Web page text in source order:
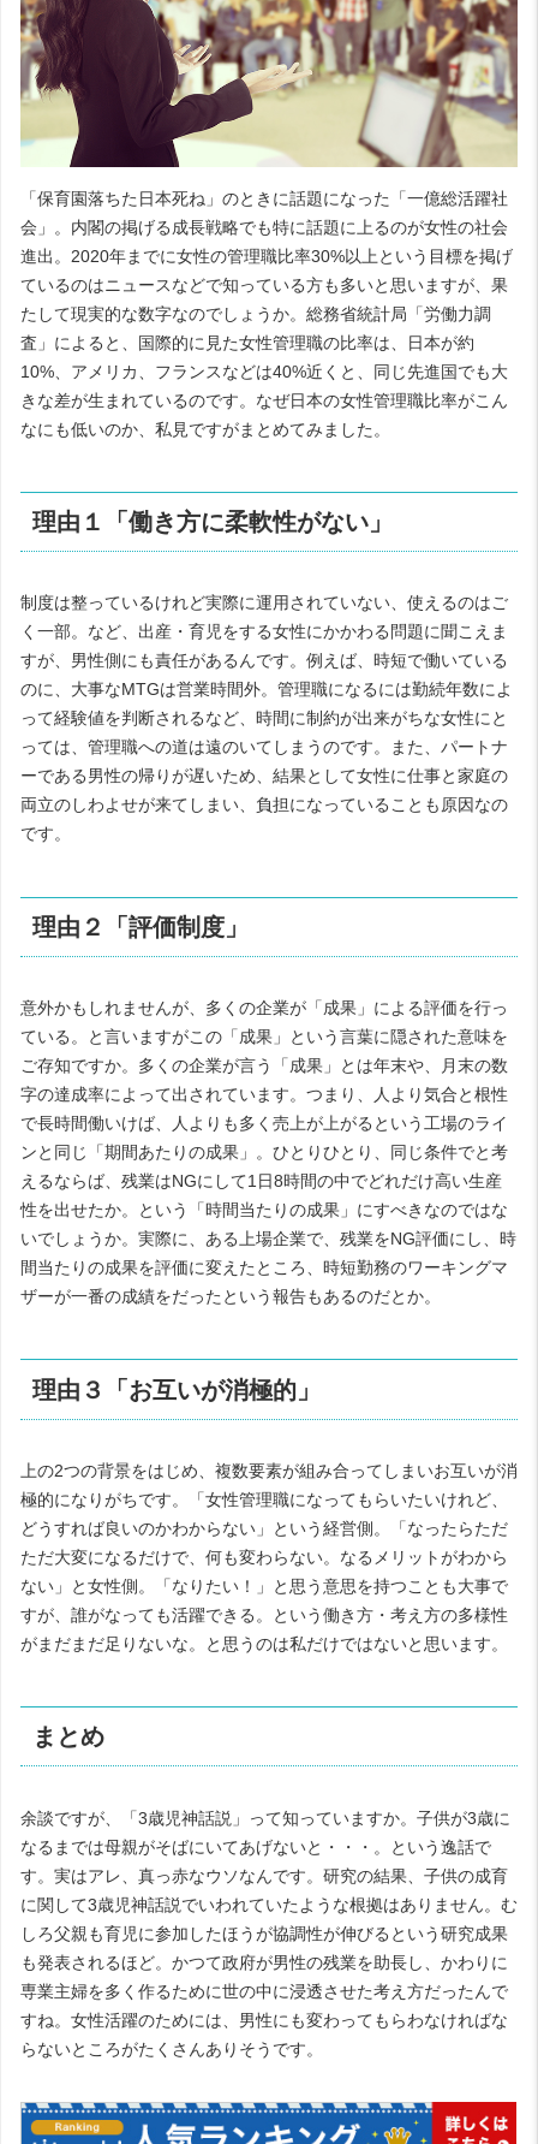
「保育園落ちた日本死ね」のときに話題になった「一億総活躍社
会」。内閣の掲げる成長戦略でも特に話題に上るのが女性の社会
進出。2020年までに女性の管理職比率30%以上という目標を掲げ
ているのはニュースなどで知っている方も多いと思いますが、果
たして現実的な数字なのでしょうか。総務省統計局「労働力調
査」によると、国際的に見た女性管理職の比率は、日本が約
10%、アメリカ、フランスなどは40%近くと、同じ先進国でも大
きな差が生まれているのです。なぜ日本の女性管理職比率がこん
なにも低いのか、私見ですがまとめてみました。
理由１「働き方に柔軟性がない」
制度は整っているけれど実際に運用されていない、使えるのはご
く一部。など、出産・育児をする女性にかかわる問題に聞こえま
すが、男性側にも責任があるんです。例えば、時短で働いている
のに、大事なMTGは営業時間外。管理職になるには勤続年数によ
って経験値を判断されるなど、時間に制約が出来がちな女性にと
っては、管理職への道は遠のいてしまうのです。また、パートナ
ーである男性の帰りが遅いため、結果として女性に仕事と家庭の
両立のしわよせが来てしまい、負担になっていることも原因なの
です。
理由２「評価制度」
意外かもしれませんが、多くの企業が「成果」による評価を行っ
ている。と言いますがこの「成果」という言葉に隠された意味を
ご存知ですか。多くの企業が言う「成果」とは年末や、月末の数
字の達成率によって出されています。つまり、人より気合と根性
で長時間働いけば、人よりも多く売上が上がるという工場のライ
ンと同じ「期間あたりの成果」。ひとりひとり、同じ条件でと考
えるならば、残業はNGにして1日8時間の中でどれだけ高い生産
性を出せたか。という「時間当たりの成果」にすべきなのではな
いでしょうか。実際に、ある上場企業で、残業をNG評価にし、時
間当たりの成果を評価に変えたところ、時短勤務のワーキングマ
ザーが一番の成績をだったという報告もあるのだとか。
理由３「お互いが消極的」
上の2つの背景をはじめ、複数要素が組み合ってしまいお互いが消
極的になりがちです。「女性管理職になってもらいたいけれど、
どうすれば良いのかわからない」という経営側。「なったらただ
ただ大変になるだけで、何も変わらない。なるメリットがわから
ない」と女性側。「なりたい！」と思う意思を持つことも大事で
すが、誰がなっても活躍できる。という働き方・考え方の多様性
がまだまだ足りないな。と思うのは私だけではないと思います。
まとめ
余談ですが、「3歳児神話説」って知っていますか。子供が3歳に
なるまでは母親がそばにいてあげないと・・・。という逸話で
す。実はアレ、真っ赤なウソなんです。研究の結果、子供の成育
に関して3歳児神話説でいわれていたような根拠はありません。む
しろ父親も育児に参加したほうが協調性が伸びるという研究成果
も発表されるほど。かつて政府が男性の残業を助長し、かわりに
専業主婦を多く作るために世の中に浸透させた考え方だったんで
すね。女性活躍のためには、男性にも変わってもらわなければな
らないところがたくさんありそうです。